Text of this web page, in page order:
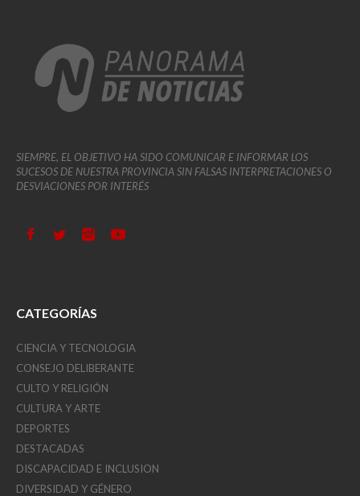
SIEMPRE, EL OBJETIVO HA SIDO COMUNICAR E INFORMAR LOS
SUCESOS DE NUESTRA PROVINCIA SIN FALSAS INTERPRETACIONES O
DESVIACIONES POR INTERÉS
CATEGORÍAS
CIENCIA Y TECNOLOGIA
CONSEJO DELIBERANTE
CULTO Y RELIGIÓN
CULTURA Y ARTE
DEPORTES
DESTACADAS
DISCAPACIDAD E INCLUSION
DIVERSIDAD Y GÉNERO